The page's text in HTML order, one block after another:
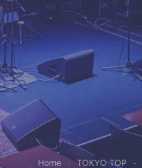
Home - TOKYO TOP -